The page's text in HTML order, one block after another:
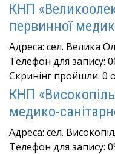
КНП
первинної
Адреса: сел. Велика
Телефон для запису:
Скринінг пройшли: 0
КНП
медико-
Адреса: сел.
Телефон для запису: